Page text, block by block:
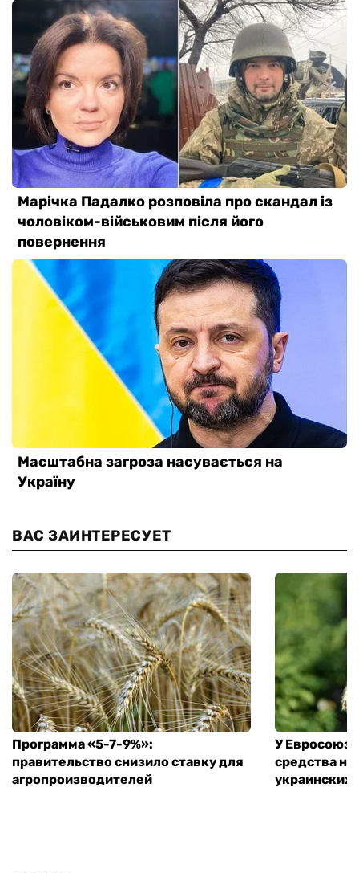
ВАС ЗАИНТЕРЕСУЕТ
Программа «5-7-9%»:
правительство снизило ставку для
агропроизводителей
У
средства